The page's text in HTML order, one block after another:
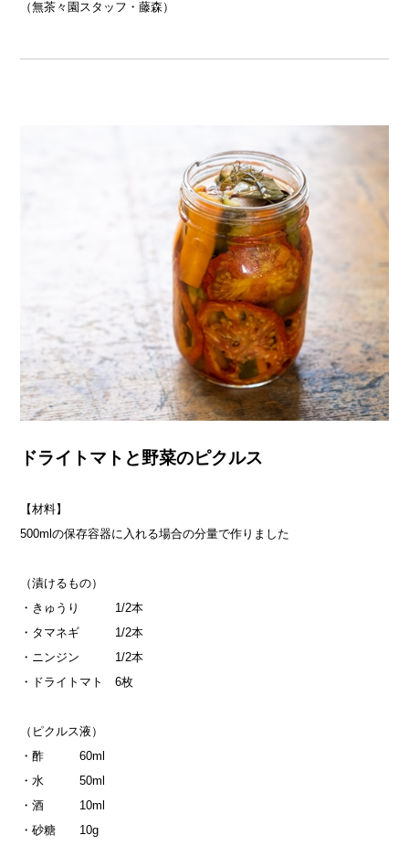
（無茶々園スタッフ・藤森）
ドライトマトと野菜のピクルス
【材料】
500mlの保存容器に入れる場合の分量で作りました
（漬けるもの）
・きゅうり 1/2本
・タマネギ 1/2本
・ニンジン 1/2本
・ドライトマト 6枚
（ピクルス液）
・酢 60ml
・水 50ml
・酒 10ml
・砂糖 10g